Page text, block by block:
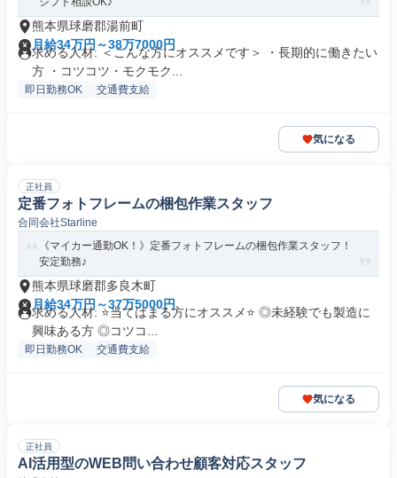
熊本県球磨郡湯前町
月給34万円～38万7000円
求める人材: ＜こんな方にオススメです＞ ・長期的に働きたい
方 ・コツコツ・モクモク...
即日勤務OK 交通費支給
気になる
正社員
定番フォトフレームの梱包作業スタッフ
合同会社Starline
《マイカー通勤OK！》定番フォトフレームの梱包作業スタッフ！
安定勤務♪
熊本県球磨郡多良木町
月給34万円～37万5000円
求める人材: ⭐️当てはまる方にオススメ⭐️ ◎未経験でも製造に
興味ある方 ◎コツコ...
即日勤務OK 交通費支給
気になる
正社員
AI活用型のWEB問い合わせ顧客対応スタッフ